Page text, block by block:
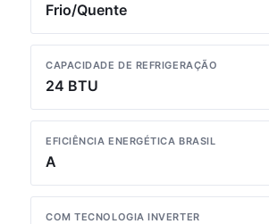
Frio/Quente
CAPACIDADE DE REFRIGERAÇÃO
24 BTU
EFICIÊNCIA ENERGÉTICA BRASIL
A
COM TECNOLOGIA INVERTER